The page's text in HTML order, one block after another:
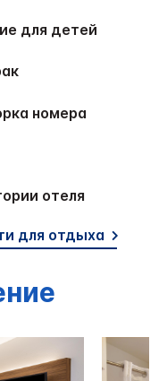
для детей
номера
отеля
для отдыха